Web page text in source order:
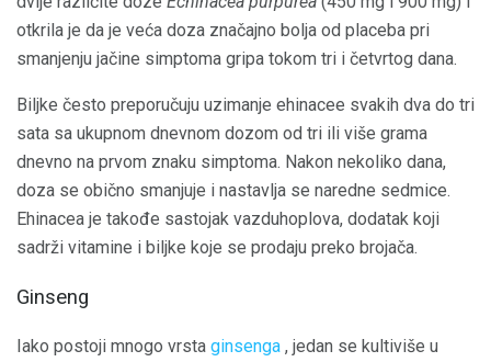
otkrila je da je veća doza značajno bolja od placeba pri
smanjenju jačine simptoma gripa tokom tri i četvrtog dana.
Biljke često preporučuju uzimanje ehinacee svakih dva do tri
sata sa ukupnom dnevnom dozom od tri ili više grama
dnevno na prvom znaku simptoma. Nakon nekoliko dana,
doza se obično smanjuje i nastavlja se naredne sedmice.
Ehinacea je takođe sastojak vazduhoplova, dodatak koji
sadrži vitamine i biljke koje se prodaju preko brojača.
Ginseng
Iako postoji mnogo vrsta ginsenga , jedan se kultiviše u